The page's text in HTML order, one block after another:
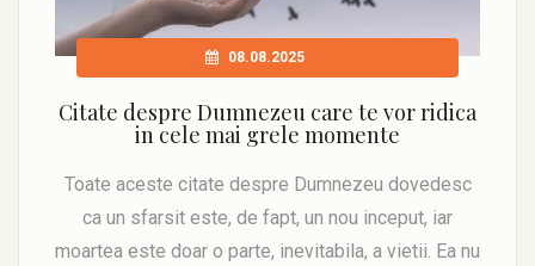
08.08.2025
Citate despre Dumnezeu care te vor ridica
in cele mai grele momente
Toate aceste citate despre Dumnezeu dovedesc
ca un sfarsit este, de fapt, un nou inceput, iar
moartea este doar o parte, inevitabila, a vietii. Ea nu